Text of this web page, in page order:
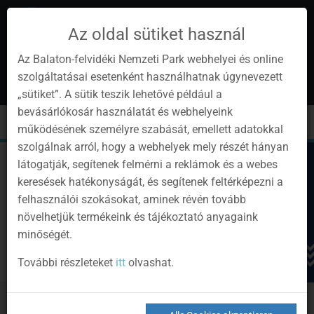
Instagram
YoutubeFacebookProgramok
Newsletter
de
Toggle
cart
Toggle
navigation
Anmelden
Az oldal sütiket használ
Az Balaton-felvidéki Nemzeti Park webhelyei és online
szolgáltatásai esetenként használhatnak úgynevezett
„sütiket”. A sütik teszik lehetővé például a
bevásárlókosár használatát és webhelyeink
működésének személyre szabását, emellett adatokkal
szolgálnak arról, hogy a webhelyek mely részét hányan
látogatják, segítenek felmérni a reklámok és a webes
keresések hatékonyságát, és segítenek feltérképezni a
felhasználói szokásokat, aminek révén tovább
növelhetjük termékeink és tájékoztató anyagaink
minőségét.
További részleteket ittolvashat.